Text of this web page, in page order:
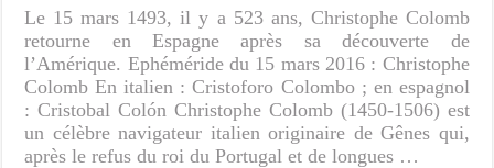
Le 15 mars 1493, il y a 523 ans, Christophe Colomb
retourne en Espagne après sa découverte de
l’Amérique. Ephéméride du 15 mars 2016 : Christophe
Colomb En italien : Cristoforo Colombo ; en espagnol
: Cristobal Colón Christophe Colomb (1450-1506) est
un célèbre navigateur italien originaire de Gênes qui,
après le refus du roi du Portugal et de longues …